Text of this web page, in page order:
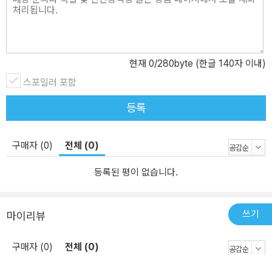
현재 0/280byte (한글 140자 이내)
스포일러 포함
등록
구매자 (0) 전체 (0)
등록된 평이 없습니다.
마이리뷰 쓰기
구매자 (0) 전체 (0)